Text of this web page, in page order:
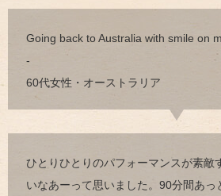
Going back to Australia with smile on
-
60代女性・オーストラリア
ひとりひとりのパフォーマンスが素敵
いなあーって思いました。90分間あっ